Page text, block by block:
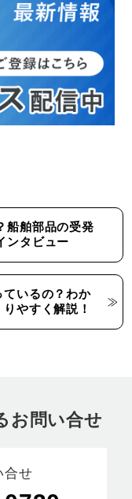
船舶部品の受発
ンタビュー
ているの？わか
りやすく解説！
お問い合せ
合せ